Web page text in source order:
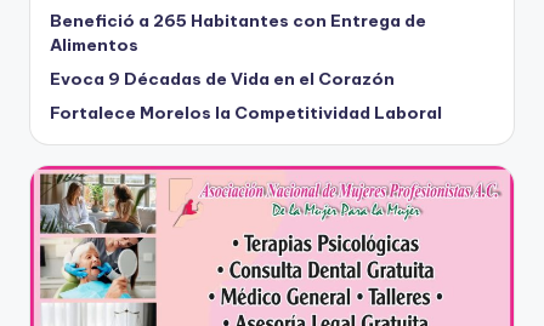
Benefició a 265 Habitantes con Entrega de
Alimentos
Evoca 9 Décadas de Vida en el Corazón
Fortalece Morelos la Competitividad Laboral